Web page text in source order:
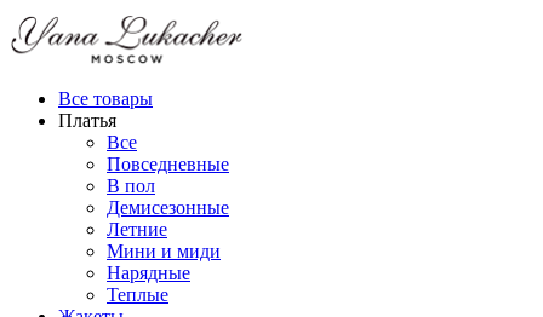
Все товары
Платья
Все
Повседневные
В пол
Демисезонные
Летние
Мини и миди
Нарядные
Теплые